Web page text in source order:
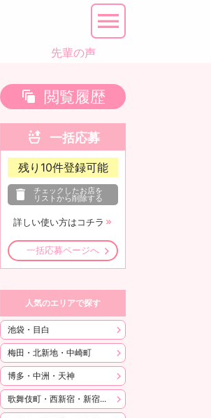
先輩の声
閲覧履歴
一括応募
残り 10件登録可能
チェックしたお店を
リストから削除する
詳しい使い方はコチラ
一括応募ページへ
人気のエリアで探す
池袋・目白
梅田・北新地・中崎町
博多・中洲・天神
歌舞伎町・西新宿・新宿御苑